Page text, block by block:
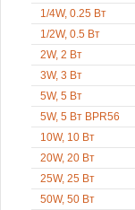
1/4W, 0.25 Вт
1/2W, 0.5 Вт
2W, 2 Вт
3W, 3 Вт
5W, 5 Вт
5W, 5 Вт BPR56
10W, 10 Вт
20W, 20 Вт
25W, 25 Вт
50W, 50 Вт